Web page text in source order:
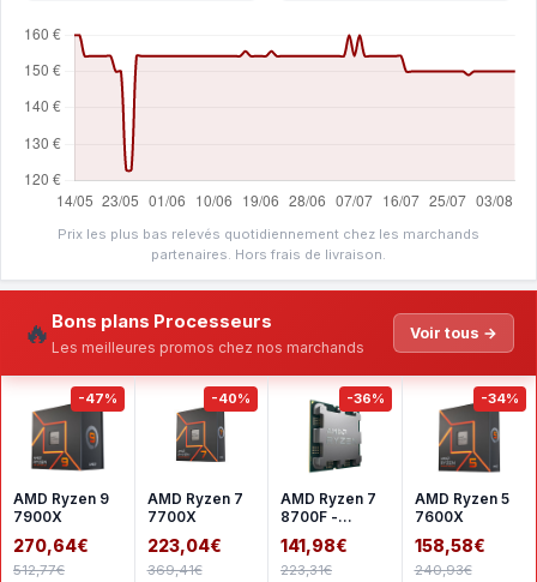
Prix les plus bas relevés quotidiennement chez les marchands
partenaires. Hors frais de livraison.
🔥 Bons plans Processeurs
Les meilleures promos chez nos marchands
Voir tous →
-47%
AMD Ryzen 9
7900X
270,64€
512,77€
-40%
AMD Ryzen 7
7700X
223,04€
369,41€
-36%
AMD Ryzen 7
8700F -
Version tray
141,98€
223,31€
-34%
AMD Ryzen 5
7600X
158,58€
240,93€